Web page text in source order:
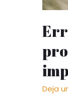
Deja